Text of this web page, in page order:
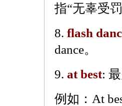
指“无辜受
8. flash
dance。
9. at best: 最
例如：At